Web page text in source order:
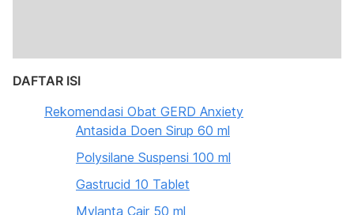
DAFTAR ISI
Rekomendasi Obat GERD Anxiety
Antasida Doen Sirup 60 ml
Polysilane Suspensi 100 ml
Gastrucid 10 Tablet
Mylanta Cair 50 ml